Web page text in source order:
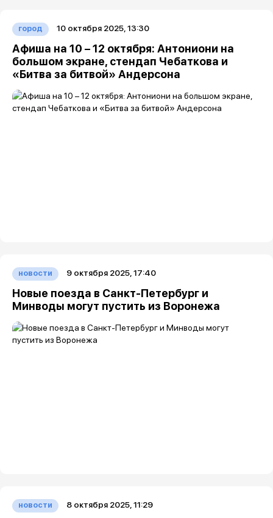
город 10 октября 2025, 13:30
Афиша на 10 – 12 октября: Антониони на
большом экране, стендап Чебаткова и
«Битва за битвой» Андерсона
новости 9 октября 2025, 17:40
Новые поезда в Санкт-Петербург и
Минводы могут пустить из Воронежа
новости 8 октября 2025, 11:29